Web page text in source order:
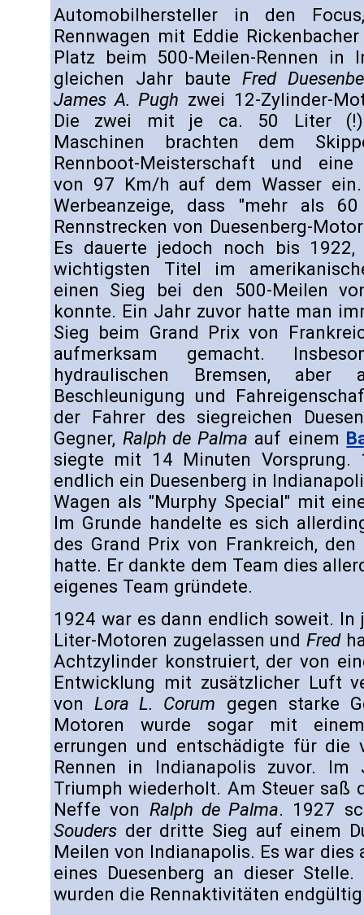
Automobilhersteller in den
Rennwagen mit Eddie
Platz beim 500-Meilen-Rennen in
gleichen Jahr bauteFred
James A. Pugh zwei 12-Zylinder-
Die zwei mit je ca. 50 Liter (!)
Maschinen brachten dem
Rennboot-Meisterschaft und eine
von 97 Km/h auf dem Wasser
Werbeanzeige, dass "mehr als
Rennstrecken von Duesenberg-
Es dauerte jedoch noch bis
wichtigsten Titel im
einen Sieg bei den 500-Meilen
konnte. Ein Jahr zuvor hatte man
Sieg beim Grand Prix von
aufmerksam gemacht.
hydraulischen Bremsen,
Beschleunigung und
der Fahrer des siegreichen
Gegner, Ralph de Palma auf einem
siegte mit 14 Minuten Vorsprung.
endlich ein Duesenberg in
Wagen als "Murphy Special" mit
Im Grunde handelte es sich
des Grand Prix von Frankreich,
hatte. Er dankte dem Team dies
eigenes Team gründete.
1924 war es dann endlich soweit. In
Liter-Motoren zugelassen undFred
Achtzylinder konstruiert, der von
Entwicklung mit zusätzlicher Luft
vonLora L. Corum gegen starke
Motoren wurde sogar mit
errungen und entschädigte für die
Rennen in Indianapolis zuvor.
Triumph wiederholt. Am Steuer saß
Neffe von Ralph de Palma. 1927
Souders der dritte Sieg auf einem
Meilen von Indianapolis. Es war
eines Duesenberg an dieser
wurden die Rennaktivitäten